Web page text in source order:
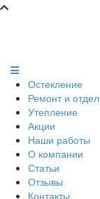
Остекление
Ремонт и
Утепление
Акции
Наши работы
О компании
Статьи
Отзывы
Контакты